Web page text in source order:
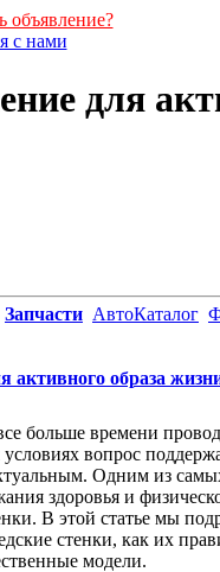
объявление?
с нами
для
Запчасти АвтоКаталог
активного образа
больше времени
вопрос
Одним из
здоровья и
В этой статье мы
стенки, как их
модели.